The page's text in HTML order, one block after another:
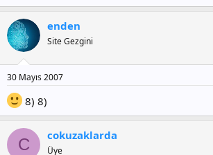
enden
Site Gezgini
30 Mayıs 2007
8) 8)
C cokuzaklarda
Üye